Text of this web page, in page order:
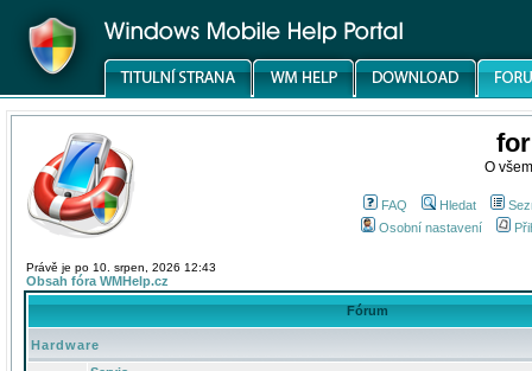
O
FAQ Hledat
Osobní nastavení
Právě je po 10. srpen, 2026 12:43
Obsah fóra WMHelp.cz
Fórum
Hardware